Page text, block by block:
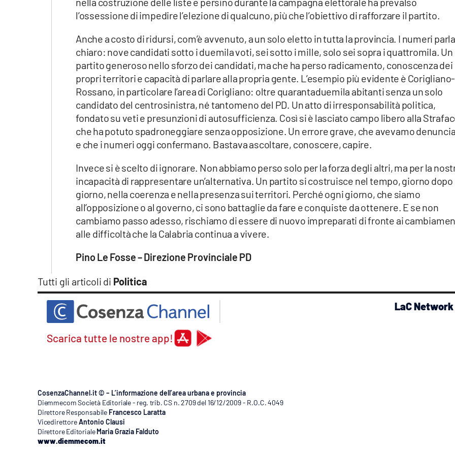
Tutti gli articoli di Politica
l’ossessione di impedire l’elezione di qualcuno, più che l’obiettivo di rafforzare il partito.
Anche a costo di ridursi, com’è avvenuto, a un solo eletto in tutta la provincia. I numeri
chiaro: nove candidati sotto i duemila voti, sei sotto i mille, solo sei sopra i quattromila. Un
partito generoso nello sforzo dei candidati, ma che ha perso radicamento, conoscenza dei
propri territori e capacità di parlare alla propria gente. L’esempio più evidente è Corigliano-
Rossano, in particolare l’area di Corigliano: oltre quarantaduemila abitanti senza un solo
candidato del centrosinistra, né tantomeno del PD. Un atto di irresponsabilità politica,
fondato su veti e presunzioni di autosufficienza. Così si è lasciato campo libero alla
che ha potuto spadroneggiare senza opposizione. Un errore grave, che avevamo
e che i numeri oggi confermano. Bastava ascoltare, conoscere, capire.
Invece si è scelto di ignorare. Non abbiamo perso solo per la forza degli altri, ma per la
incapacità di rappresentare un’alternativa. Un partito si costruisce nel tempo, giorno dopo
giorno, nella coerenza e nella presenza sui territori. Perché ogni giorno, che siamo
all’opposizione o al governo, ci sono battaglie da fare e conquiste da ottenere. E se non
cambiamo passo adesso, rischiamo di essere di nuovo impreparati di fronte ai
alle difficoltà che la Calabria continua a vivere.
Pino Le Fosse – Direzione Provinciale PD
Scarica tutte le nostre app!
LaC Network
CosenzaChannel.it © – L’informazione dell’area urbana e provincia
Diemmecom Società Editoriale - reg. trib. CS n. 2709 del 16/12/2009 - R.O.C. 4049
Direttore Responsabile Francesco Laratta
VicedirettoreAntonio Clausi
Direttore Editoriale Maria Grazia Falduto
www.diemmecom.it